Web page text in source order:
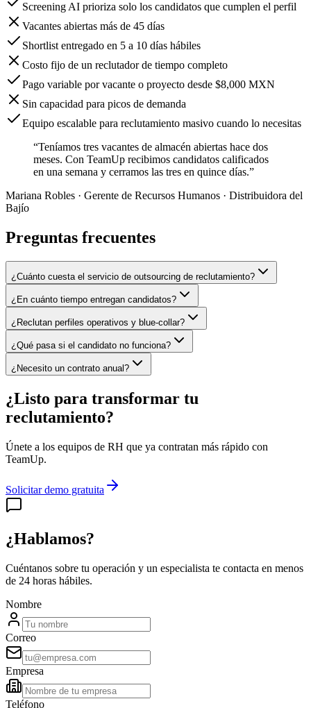
Screening AI prioriza solo los candidatos que cumplen el perfil
Vacantes abiertas más de 45 días
Shortlist entregado en 5 a 10 días hábiles
Costo fijo de un reclutador de tiempo completo
Pago variable por vacante o proyecto desde $8,000 MXN
Sin capacidad para picos de demanda
Equipo escalable para reclutamiento masivo cuando lo necesitas
“Teníamos tres vacantes de almacén abiertas hace dos
meses. Con TeamUp recibimos candidatos calificados
en una semana y cerramos las tres en quince días.”
Mariana Robles · Gerente de Recursos Humanos · Distribuidora del
Bajío
Preguntas frecuentes
¿Cuánto cuesta el servicio de outsourcing de reclutamiento?
¿En cuánto tiempo entregan candidatos?
¿Reclutan perfiles operativos y blue-collar?
¿Qué pasa si el candidato no funciona?
¿Necesito un contrato anual?
¿Listo para transformar tu
reclutamiento?
Únete a los equipos de RH que ya contratan más rápido con
TeamUp.
Solicitar demo gratuita
¿Hablamos?
Cuéntanos sobre tu operación y un especialista te contacta en menos
de 24 horas hábiles.
Nombre
Correo
Empresa
Teléfono